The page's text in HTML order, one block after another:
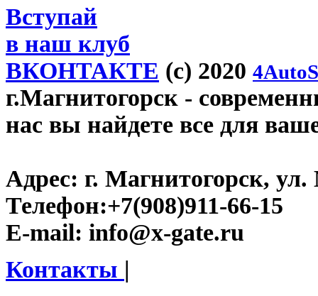
Вступай
в наш клуб
ВКОНТАКТЕ (c) 2020
г.Магнитогорск -
нас вы найдете все для
Адрес: г. Магнитогорск, ул.
Телефон:+7(908)911-66-15
E-mail: info@x-gate.ru
Контакты |